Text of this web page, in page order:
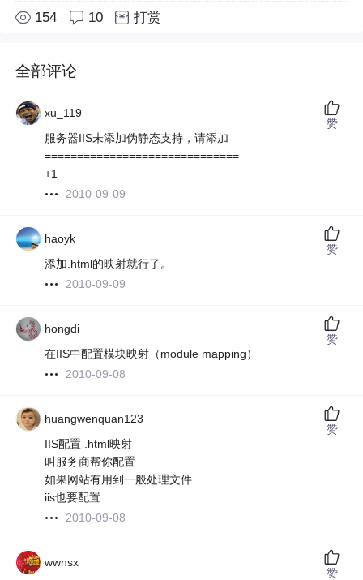
154 10 打赏
全部评论
xu_119
服务器IIS未添加伪静态支持，请添加
==============================
+1
2010-09-09
赞
haoyk
添加.html的映射就行了。
2010-09-09
赞
hongdi
在IIS中配置模块映射（module mapping）
2010-09-08
赞
huangwenquan123
IIS配置 .html映射
叫服务商帮你配置
如果网站有用到一般处理文件
iis也要配置
2010-09-08
赞
wwnsx
赞